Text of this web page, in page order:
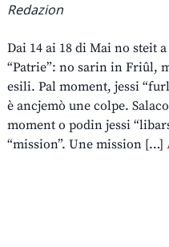
Redazion
Dai 14 ai 18 di Mai no steit
“Patrie”: no sarin in Friûl,
esili. Pal moment, jessi
è ancjemò une colpe.
moment o podin jessi
“mission”. Une mission […]